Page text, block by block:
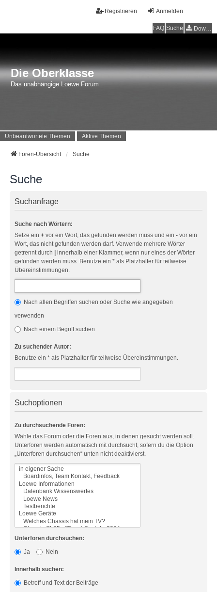
Anmelden
Registrieren
FAQ Suche Downloads
Die Oberklasse
Das unabhängige Loewe Forum
Unbeantwortete Themen Aktive Themen
Foren-Übersicht Suche
Suche
Suchanfrage
Suche nach Wörtern:
Setze ein + vor ein Wort, das gefunden werden muss und ein - vor ein
Wort, das nicht gefunden werden darf. Verwende mehrere Wörter
getrennt durch
innerhalb einer Klammer, wenn nur eines der Wörter
gefunden werden muss. Benutze ein * als Platzhalter für teilweise
Übereinstimmungen.
Nach allen Begriffen suchen oder Suche wie angegeben
verwenden
Nach einem Begriff suchen
Zu suchender Autor:
Benutze ein * als Platzhalter für teilweise Übereinstimmungen.
Suchoptionen
Zu durchsuchende Foren:
Wähle das Forum oder die Foren aus, in denen gesucht werden soll.
Unterforen werden automatisch mit durchsucht, sofern du die Option
„Unterforen durchsuchen“ unten nicht deaktivierst.
Unterforen durchsuchen:
Ja
Nein
Innerhalb suchen:
Betreff und Text der Beiträge